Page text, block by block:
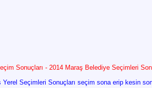
Sonuçları - 2014 Maraş Belediye Seçimleri
Seçimleri Sonuçları seçim sona erip kesin